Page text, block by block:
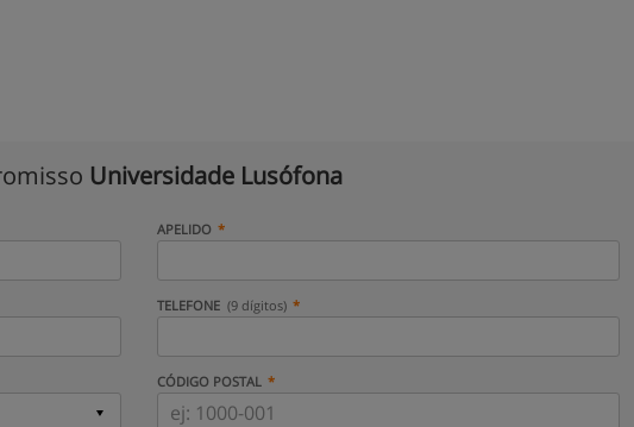
Universidade Lusófona
APELIDO
TELEFONE (9 dígitos)
CÓDIGO POSTAL